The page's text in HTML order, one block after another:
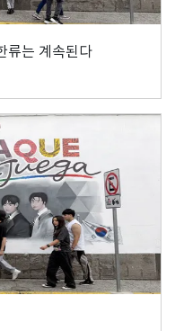
류는 계속된다